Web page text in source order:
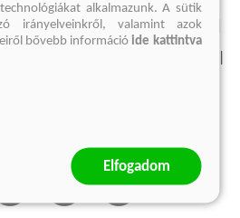
Elállási felmondási nyilatkozat
alkalmazunk. A sütik
irányelveinkről, valamint azok
bővebb információide kattintva
Elfogadom